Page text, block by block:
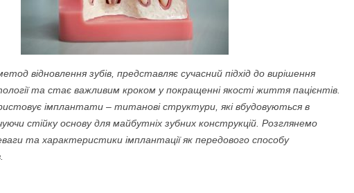
відновлення зубів, представляє сучасний підхід до вирішення
та стає важливим кроком у покращенні якості життя пацієнтів.
імплантати – титанові структури, які вбудовуються в
стійку основу для майбутніх зубних конструкцій. Розглянемо
та характеристики імплантації як передового способу